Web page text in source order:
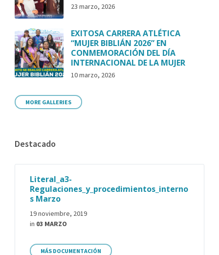
23 marzo, 2026
EXITOSA CARRERA ATLÉTICA
“MUJER BIBLIÁN 2026” EN
CONMEMORACIÓN DEL DÍA
INTERNACIONAL DE LA MUJER
10 marzo, 2026
MORE GALLERIES
Destacado
Literal_a3-
Regulaciones_y_procedimientos_interno
s Marzo
19 noviembre, 2019
in 03 MARZO
MÁS DOCUMENTACIÓN